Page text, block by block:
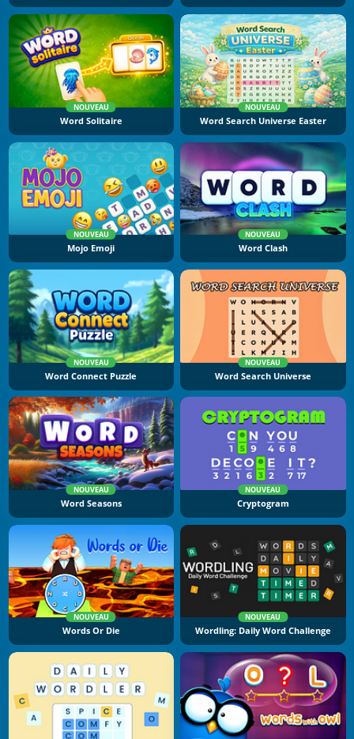
NOUVEAU
Word Solitaire
NOUVEAU
Word Search Universe Easter
NOUVEAU
Mojo Emoji
NOUVEAU
Word Clash
NOUVEAU
Word Connect Puzzle
NOUVEAU
Word Search Universe
NOUVEAU
Word Seasons
NOUVEAU
Cryptogram
NOUVEAU
Words Or Die
NOUVEAU
Wordling: Daily Word Challenge